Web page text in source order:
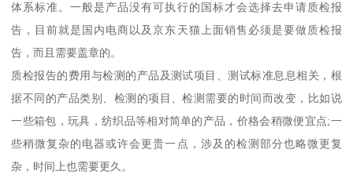
体系标准。一般是产品没有可执行的国标才会选择去申请质检报
告，目前就是国内电商以及京东天猫上面销售必须是要做质检报
告，而且需要盖章的。
质检报告的费用与检测的产品及测试项目、测试标准息息相关，根
据不同的产品类别、检测的项目、检测需要的时间而改变，比如说
一些箱包，玩具，纺织品等相对简单的产品，价格会稍微便宜点;一
些稍微复杂的电器或许会更贵一点，涉及的检测部分也略微更复
杂，时间上也需要更久。